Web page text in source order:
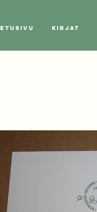
Etusivu Kirjat